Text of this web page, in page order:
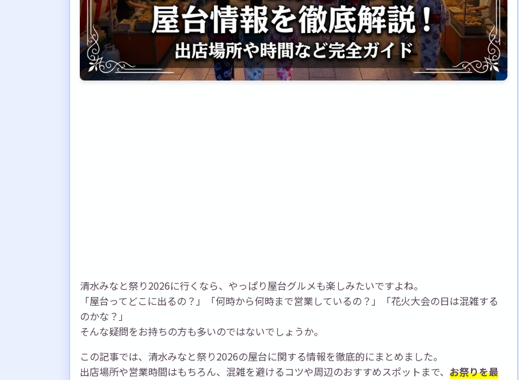
清水みなと祭り2026に行くなら、やっぱり屋台グルメも楽しみたいですよね。
「屋台ってどこに出るの？」「何時から何時まで営業しているの？」「花火大会の日は混雑する
のかな？」
そんな疑問をお持ちの方も多いのではないでしょうか。
この記事では、清水みなと祭り2026の屋台に関する情報を徹底的にまとめました。
出店場所や営業時間はもちろん、混雑を避けるコツや周辺のおすすめスポットまで、 お祭りを最